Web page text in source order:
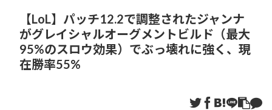
【LoL】パッチ12.2で調整されたジャンナ
がグレイシャルオーグメントビルド（最大
95%のスロウ効果）でぶっ壊れに強く、現
在勝率55%